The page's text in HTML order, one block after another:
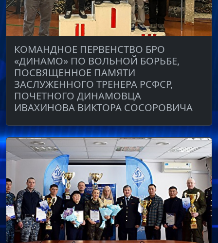
КОМАНДНОЕ ПЕРВЕНСТВО БРО
«ДИНАМО» ПО ВОЛЬНОЙ БОРЬБЕ,
ПОСВЯЩЕННОЕ ПАМЯТИ
ЗАСЛУЖЕННОГО ТРЕНЕРА РСФСР,
ПОЧЕТНОГО ДИНАМОВЦА
ИВАХИНОВА ВИКТОРА СОСОРОВИЧА